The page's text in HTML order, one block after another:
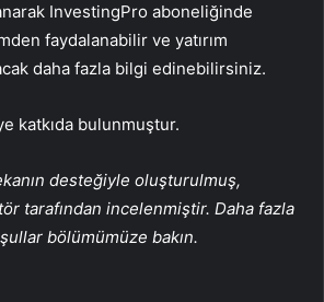
InvestingPro aboneliğinde
faydalanabilir ve yatırım
daha fazla bilgi edinebilirsiniz.
katkıda bulunmuştur.
desteğiyle oluşturulmuş,
tarafından incelenmiştir. Daha fazla
bölümümüze bakın.